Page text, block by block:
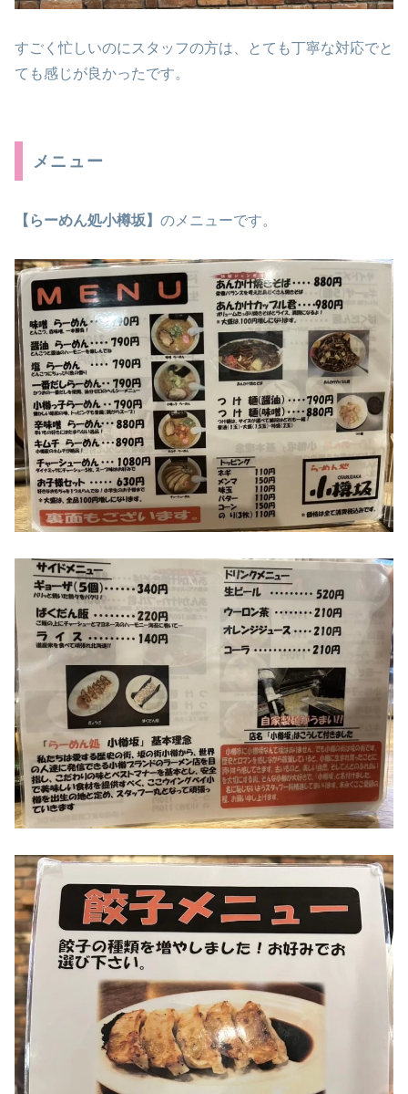
すごく忙しいのにスタッフの方は、とても丁寧な対応でと
ても感じが良かったです。
メニュー
【らーめん処小樽坂】 のメニューです。